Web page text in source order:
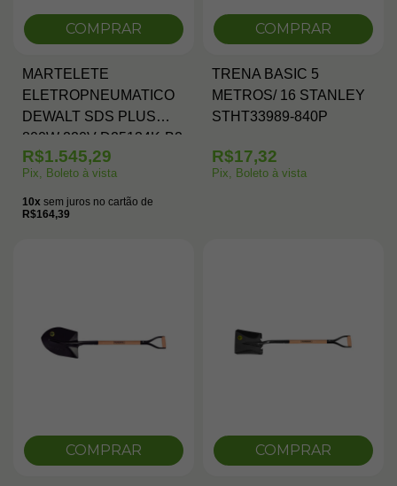
COMPRAR
MARTELETE
ELETROPNEUMATICO
DEWALT SDS PLUS
800W 220V D25134K-B2
R$1.545,29
Pix, Boleto à vista
10x sem juros no cartão de
R$164,39
COMPRAR
TRENA BASIC 5
METROS/ 16 STANLEY
STHT33989-840P
R$17,32
Pix, Boleto à vista
COMPRAR COMPRAR